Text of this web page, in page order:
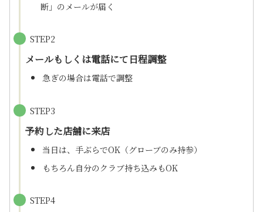
断」のメールが届く
STEP2
メールもしくは電話にて日程調整
急ぎの場合は電話で調整
STEP3
予約した店舗に来店
当日は、手ぶらでOK（グローブのみ持参）
もちろん自分のクラブ持ち込みもOK
STEP4